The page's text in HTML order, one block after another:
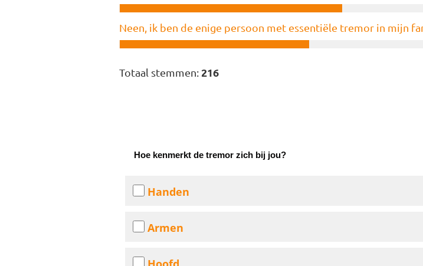
Neen, ik ben de enige persoon met essentiële tremor in mijn
Totaal stemmen:216
Hoe kenmerkt de tremor zich bij jou?
Handen
Armen